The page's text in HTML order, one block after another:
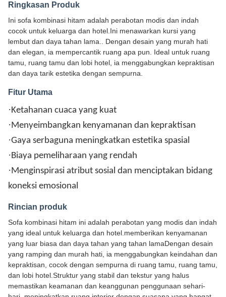
Ringkasan Produk
Ini sofa kombinasi hitam adalah perabotan modis dan indah
cocok untuk keluarga dan hotel.Ini menawarkan kursi yang
lembut dan daya tahan lama.. Dengan desain yang murah hati
dan elegan, ia mempercantik ruang apa pun. Ideal untuk ruang
tamu, ruang tamu dan lobi hotel, ia menggabungkan kepraktisan
dan daya tarik estetika dengan sempurna.
Fitur Utama
·Ketahanan cuaca yang kuat
·Menyeimbangkan kenyamanan dan kepraktisan
·Gaya serbaguna meningkatkan estetika spasial
·Biaya pemeliharaan yang rendah
·Menginspirasi atribut sosial dan menciptakan bidang
koneksi emosional
Rincian produk
Sofa kombinasi hitam ini adalah perabotan yang modis dan indah
yang ideal untuk keluarga dan hotel.memberikan kenyamanan
yang luar biasa dan daya tahan yang tahan lamaDengan desain
yang ramping dan murah hati, ia menggabungkan keindahan dan
kepraktisan, cocok dengan sempurna di ruang tamu, ruang tamu,
dan lobi hotel.Struktur yang stabil dan tekstur yang halus
memastikan keamanan dan keanggunan penggunaan sehari-